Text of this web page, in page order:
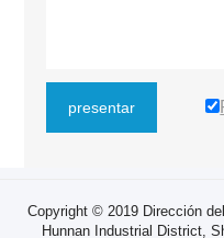
presentar
Copyright © 2019 Dirección
Hunnan Industrial District,